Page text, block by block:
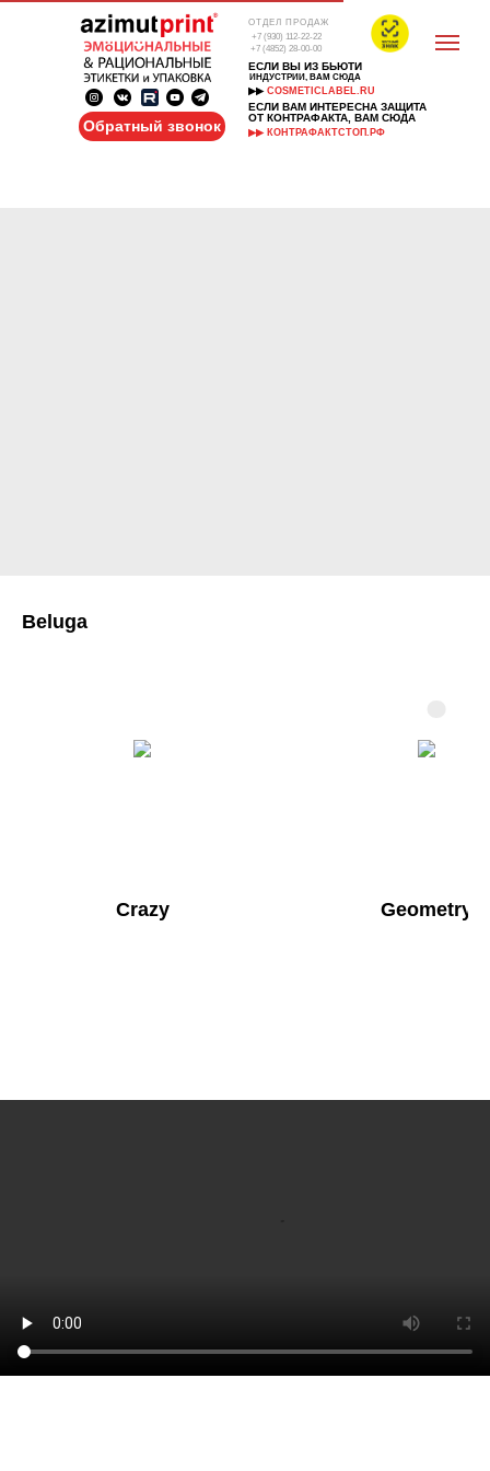
+7 (4852) 28-00-00
Обратный звонок
+7 (930) 112-22-22
ОТДЕЛ ПРОДАЖ
ИНДУСТРИИ, ВАМ СЮДА
ЕСЛИ ВЫ ИЗ БЬЮТИ
▶▶ COSMETICLABEL.RU
ЕСЛИ ВАМ ИНТЕРЕСНА ЗАЩИТА
ОТ КОНТРАФАКТА, ВАМ СЮДА
▶▶ КОНТРАФАКТСТОП.РФ
Beluga
Crazy Geometry